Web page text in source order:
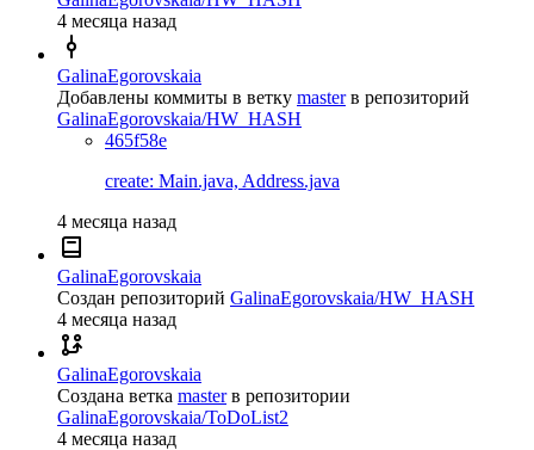
4 месяца назад
GalinaEgorovskaia
Добавлены коммиты в ветку master в репозиторий
GalinaEgorovskaia/HW_HASH
465f58e
create: Main.java, Address.java
4 месяца назад
GalinaEgorovskaia
Создан репозиторий GalinaEgorovskaia/HW_HASH
4 месяца назад
GalinaEgorovskaia
Создана ветка master в репозитории
GalinaEgorovskaia/ToDoList2
4 месяца назад